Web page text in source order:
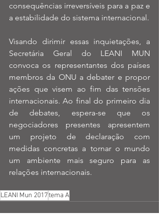
consequências irreversíveis para a paz e
a estabilidade do sistema internacional.
Visando dirimir essas inquietações, a
Secretária Geral do LEANI MUN
convoca os representantes dos países
membros da ONU a debater e propor
ações que visem ao fim das tensões
internacionais. Ao final do primeiro dia
de debates, espera-se que os
negociadores presentes apresentem
um projeto de declaração com
medidas concretas a tornar o mundo
um ambiente mais seguro para as
relações internacionais.
LEANI Mun 2017tema A